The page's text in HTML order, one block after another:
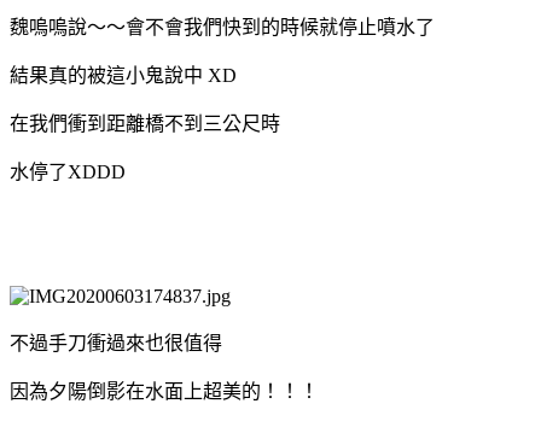
魏嗚嗚說～～會不會我們快到的時候就停止噴水了
結果真的被這小鬼說中 XD
在我們衝到距離橋不到三公尺時
水停了XDDD
不過手刀衝過來也很值得
因為夕陽倒影在水面上超美的！！！